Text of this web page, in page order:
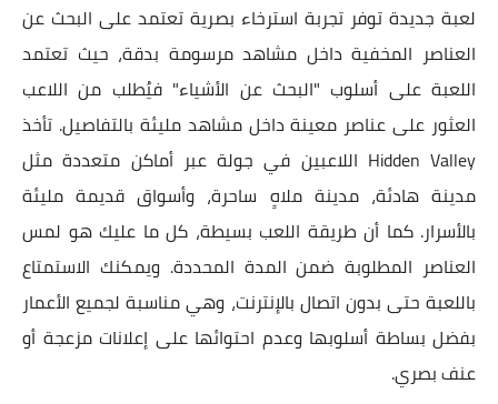
لعبة جديدة توفر تجربة استرخاء بصرية تعتمد على البحث عن
العناصر المخفية داخل مشاهد مرسومة بدقة، حيث تعتمد
اللعبة على أسلوب "البحث عن الأشياء" فيُطلب من اللاعب
العثور على عناصر معينة داخل مشاهد مليئة بالتفاصيل. تأخذ
Hidden Valley اللاعبين في جولة عبر أماكن متعددة مثل
مدينة هادئة، مدينة ملاهٍ ساحرة، وأسواق قديمة مليئة
بالأسرار. كما أن طريقة اللعب بسيطة، كل ما عليك هو لمس
العناصر المطلوبة ضمن المدة المحددة. ويمكنك الاستمتاع
باللعبة حتى بدون اتصال بالإنترنت، وهي مناسبة لجميع الأعمار
بفضل بساطة أسلوبها وعدم احتوائها على إعلانات مزعجة أو
عنف بصري.